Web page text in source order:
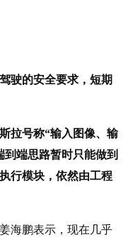
驶的安全要求，短期
拉号称“输入图像、输
端思路暂时只能做到
行模块，依然由工程
海鹏表示，现在几乎